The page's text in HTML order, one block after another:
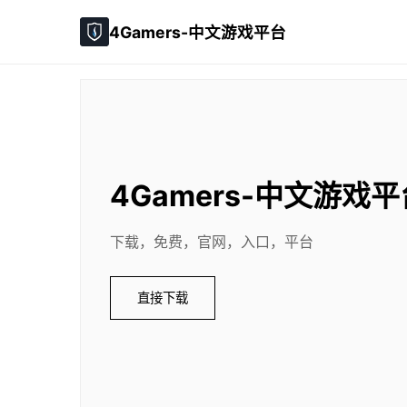
4Gamers-中文游戏平台
4Gamers-中文游戏平
下载，免费，官网，入口，平台
直接下载